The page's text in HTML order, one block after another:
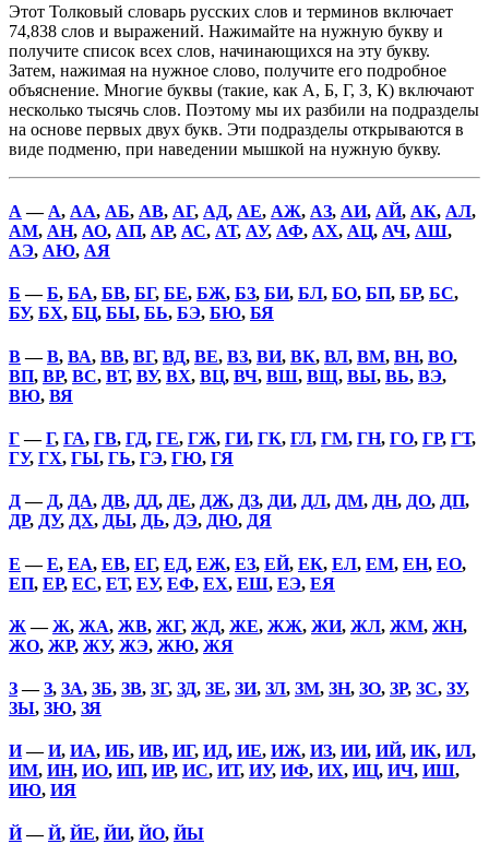
Этот Толковый словарь русских слов и терминов включает
74,838 слов и выражений. Нажимайте на нужную букву и
получите список всех слов, начинающихся на эту букву.
Затем, нажимая на нужное слово, получите его подробное
объяснение. Многие буквы (такие, как А, Б, Г, З, К) включают
несколько тысячь слов. Поэтому мы их разбили на подразделы
на основе первых двух букв. Эти подразделы открываются в
виде подменю, при наведении мышкой на нужную букву.
А — А, АА, АБ, АВ, АГ, АД, АЕ, АЖ, АЗ, АИ, АЙ, АК, АЛ,
АМ, АН, АО, АП, АР, АС, АТ, АУ, АФ, АХ, АЦ, АЧ, АШ,
АЭ, АЮ, АЯ
Б —Б, БА, БВ, БГ, БЕ, БЖ, БЗ, БИ, БЛ, БО, БП, БР, БС,
БУ, БХ, БЦ, БЫ, БЬ, БЭ, БЮ, БЯ
В—В, ВА, ВВ, ВГ, ВД, ВЕ, ВЗ, ВИ, ВК, ВЛ, ВМ, ВН, ВО,
ВП, ВР, ВС, ВТ, ВУ, ВХ, ВЦ, ВЧ, ВШ, ВЩ, ВЫ, ВЬ, ВЭ,
ВЮ, ВЯ
Г—Г, ГА, ГВ, ГД, ГЕ, ГЖ, ГИ, ГК, ГЛ, ГМ, ГН, ГО, ГР, ГТ,
ГУ, ГХ, ГЫ, ГЬ, ГЭ, ГЮ, ГЯ
Д— Д, ДА, ДВ, ДД, ДЕ, ДЖ, ДЗ, ДИ, ДЛ, ДМ, ДН, ДО, ДП,
ДР, ДУ, ДХ, ДЫ, ДЬ, ДЭ, ДЮ, ДЯ
Е —Е, ЕА, ЕВ, ЕГ, ЕД, ЕЖ, ЕЗ, ЕЙ, ЕК, ЕЛ, ЕМ, ЕН, ЕО,
ЕП, ЕР, ЕС, ЕТ, ЕУ, ЕФ, ЕХ, ЕШ, ЕЭ, ЕЯ
Ж —Ж, ЖА, ЖВ, ЖГ, ЖД, ЖЕ, ЖЖ, ЖИ, ЖЛ, ЖМ, ЖН,
ЖО, ЖР, ЖУ, ЖЭ, ЖЮ, ЖЯ
З—З, ЗА, ЗБ, ЗВ, ЗГ, ЗД, ЗЕ, ЗИ, ЗЛ, ЗМ, ЗН, ЗО, ЗР, ЗС, ЗУ,
ЗЫ, ЗЮ, ЗЯ
И—И, ИА, ИБ, ИВ, ИГ, ИД, ИЕ, ИЖ, ИЗ, ИИ, ИЙ, ИК, ИЛ,
ИМ, ИН, ИО, ИП, ИР, ИС, ИТ, ИУ, ИФ, ИХ, ИЦ, ИЧ, ИШ,
ИЮ, ИЯ
Й—Й, ЙЕ, ЙИ, ЙО, ЙЫ